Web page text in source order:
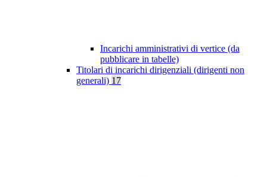
Incarichi amministrativi di vertice (da
pubblicare in tabelle)
Titolari di incarichi dirigenziali (dirigenti non
generali) 17